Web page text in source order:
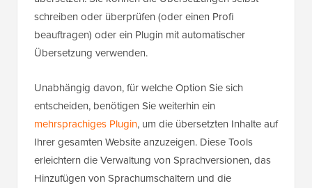
schreiben oder überprüfen (oder einen Profi
beauftragen) oder ein Plugin mit automatischer
Übersetzung verwenden.
Unabhängig davon, für welche Option Sie sich
entscheiden, benötigen Sie weiterhin ein
mehrsprachiges Plugin, um die übersetzten Inhalte auf
Ihrer gesamten Website anzuzeigen. Diese Tools
erleichtern die Verwaltung von Sprachversionen, das
Hinzufügen von Sprachumschaltern und die